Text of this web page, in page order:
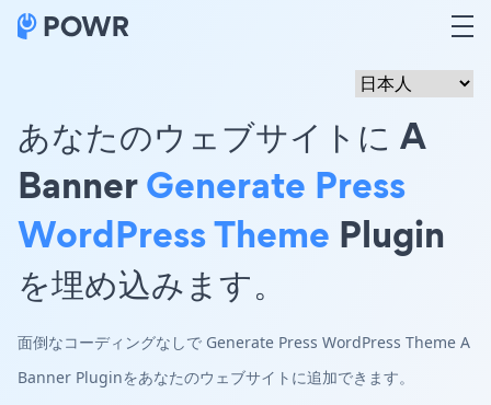
あなたのウェブサイトに A
BannerGenerate Press
WordPress Theme Plugin
を埋め込みます。
面倒なコーディングなしで Generate Press WordPress Theme A
Banner Pluginをあなたのウェブサイトに追加できます。